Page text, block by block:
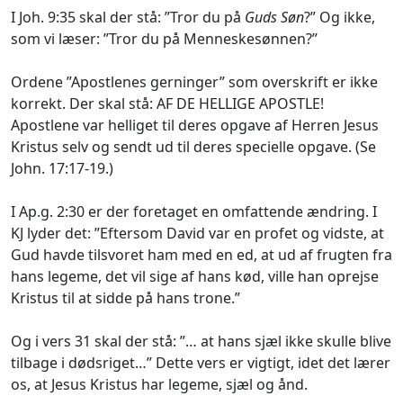
I Joh. 9:35 skal der stå: ”Tror du på Guds Søn?” Og ikke,
som vi læser: ”Tror du på Menneskesønnen?”
Ordene ”Apostlenes gerninger” som overskrift er ikke
korrekt. Der skal stå: AF DE HELLIGE APOSTLE!
Apostlene var helliget til deres opgave af Herren Jesus
Kristus selv og sendt ud til deres specielle opgave. (Se
John. 17:17-19.)
I Ap.g. 2:30 er der foretaget en omfattende ændring. I
KJ lyder det: ”Eftersom David var en profet og vidste, at
Gud havde tilsvoret ham med en ed, at ud af frugten fra
hans legeme, det vil sige af hans kød, ville han oprejse
Kristus til at sidde på hans trone.”
Og i vers 31 skal der stå: ”… at hans sjæl ikke skulle blive
tilbage i dødsriget…” Dette vers er vigtigt, idet det lærer
os, at Jesus Kristus har legeme, sjæl og ånd.